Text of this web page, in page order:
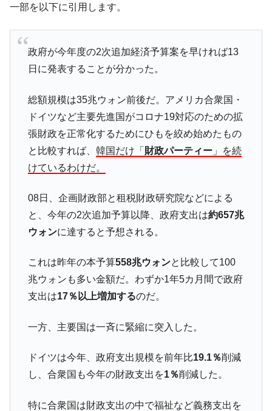
ータセンター整備」⇒ だから無理だってば。
ほぼ終わった」
『Money1』
韓国『国民年金公団』株価暴落で200兆蒸
発。
『Money1』
韓国政府「ニセＫ-ブランドを通報しようキ
ャンペーン」⇒ あの名物教授も登場！
『Money1』
韓国「橋が落ちました」⇒ 耐久性「なさす
ぎ」では。
韓国鉄鋼最大手『POSCO』ズブズブ沈む。
営業利益80.2％も減少
Fact1
日本の誇る海洋資源調査船『白嶺』は先進技術の
Fact1
夏の甲子園、優勝校を最も多く輩出している都道
Fact1 今話題の「楽天ライオンズ」とは？
Fact1 奇跡の毛色「白毛馬」とは？
Fact1
全て勝つといくら？ 競馬GI競走で勝利騎手がもら
Fact1 平成仮面ライダーの意外すぎるモチーフとは？
Fact1
発表から2日で大崩壊、鳴かず飛ばずに終わりそう
なスーパーリーグとは？
だった選手とは？
一部を以下に引用します。
政府が今年度の2次追加経済予算案を早ければ13
日に発表することが分かった。
総額規模は35兆ウォン前後だ。アメリカ合衆国・
ドイツなど主要先進国がコロナ19対応のための拡
張財政を正常化するためにひもを絞め始めたもの
と比較すれば、 韓国だけ「 財政パーティー」を続
けているわけだ。
08日、企画財政部と租税財政研究院などによる
と、今年の2次追加予算以降、政府支出は約657兆
ウォンに達すると予想される。
これは昨年の本予算558兆ウォンと比較して100
兆ウォンも多い金額だ。わずか1年5カ月間で政府
支出は17％以上増加するのだ。
一方、主要国は一斉に緊縮に突入した。
ドイツは今年、政府支出規模を前年比19.1％削減
し、合衆国も今年の財政支出を1％削減した。
特に合衆国は財政支出の中で福祉など義務支出を